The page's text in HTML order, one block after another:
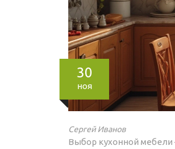
30
ноя
Сергей Иванов
Выбор кухонной мебели